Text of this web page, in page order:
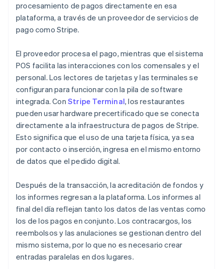
procesamiento de pagos directamente en esa
plataforma, a través de un proveedor de servicios de
pago como Stripe.
El proveedor procesa el pago, mientras que el sistema
POS facilita las interacciones con los comensales y el
personal. Los lectores de tarjetas y las terminales se
configuran para funcionar con la pila de software
integrada. Con Stripe Terminal, los restaurantes
pueden usar hardware precertificado que se conecta
directamente a la infraestructura de pagos de Stripe.
Esto significa que el uso de una tarjeta física, ya sea
por contacto o inserción, ingresa en el mismo entorno
de datos que el pedido digital.
Después de la transacción, la acreditación de fondos y
los informes regresan a la plataforma. Los informes al
final del día reflejan tanto los datos de las ventas como
los de los pagos en conjunto. Los contracargos, los
reembolsos y las anulaciones se gestionan dentro del
mismo sistema, por lo que no es necesario crear
entradas paralelas en dos lugares.